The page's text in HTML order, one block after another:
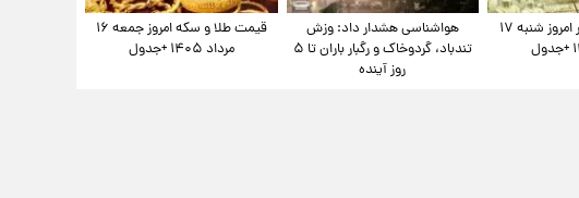
قیمت طلا ۱۸عیار امروز شنبه ۱۷
هواشناسی هشدار داد: وزش
تندباد، گردوخاک و رگبار باران تا ۵
روز آینده
قیمت طلا و سکه امروز جمعه ۱۶
مرداد ۱۴۰۵ +جدول